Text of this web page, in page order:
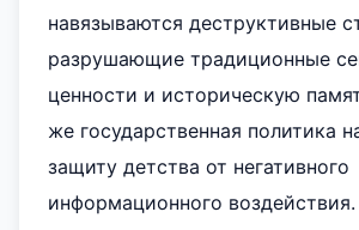
навязываются деструктивные
разрушающие традиционные
ценности и историческую
же государственная политика
защиту детства от негативного
информационного